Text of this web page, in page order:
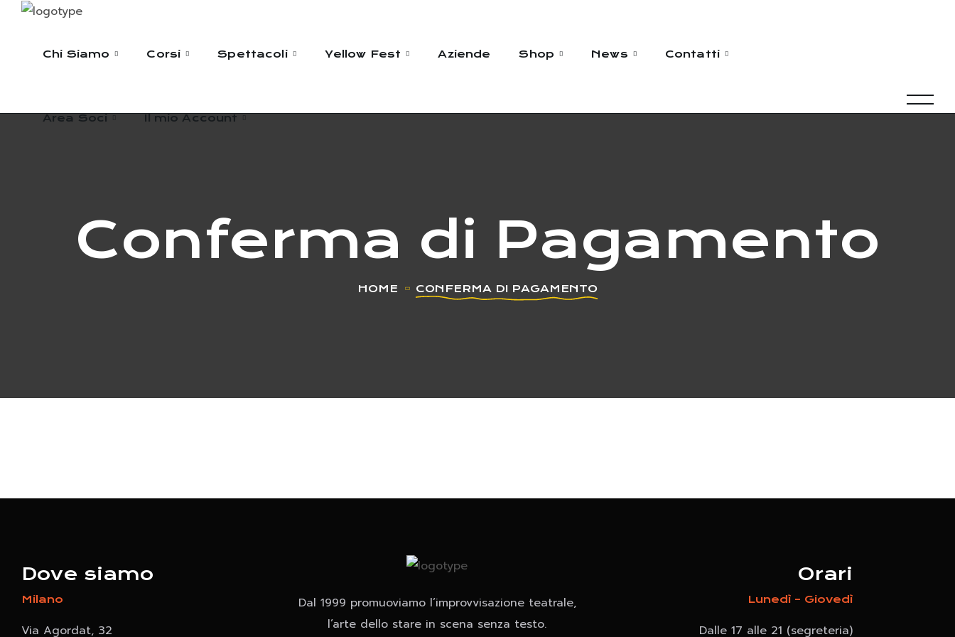
Chi Siamo Corsi Spettacoli Yellow Fest Aziende Shop News Contatti
Area Soci Il mio Account
Area Soci
Conferma di Pagamento
HOME CONFERMA DI PAGAMENTO
Dove siamo
Milano
Via Agordat, 32
Dal 1999 promuoviamo l’improvvisazione teatrale,
l’arte dello stare in scena senza testo.
Orari
Lunedì – Giovedì
Dalle 17 alle 21 (segreteria)